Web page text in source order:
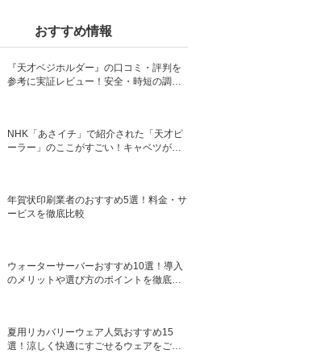
おすすめ情報
『天才ベジホルダー』の口コミ・評判を
参考に実証レビュー！安全・時短の調理
NHK「あさイチ」で紹介された「天才ピ
ーラー」のここがすごい！キャベツがほ
年賀状印刷業者のおすすめ5選！料金・サ
ービスを徹底比較
ウォーターサーバーおすすめ10選！導入
のメリットや選び方のポイントを徹底解
夏用リカバリーウェア人気おすすめ15
選！涼しく快適にすごせるウェアをご紹